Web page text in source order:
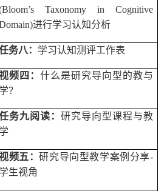
Taxonomy in Cognitive
进行学习认知分析
务八： 学习认知测评工作表
频四： 什么是研究导向型的教与
学？
务九阅读： 研究导向型课程与教
学
频五：研究导向型教学案例分享-
学生视角